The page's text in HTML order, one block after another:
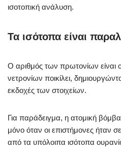
ισοτοπική ανάλυση.
Τα ισότοπα είναι
Ο αριθμός των πρωτονίων είναι
νετρονίων ποικίλει,
εκδοχές των στοιχείων.
Για παράδειγμα, η ατομική
μόνο όταν οι επιστήμονες ήταν
από τα υπόλοιπα ισότοπα